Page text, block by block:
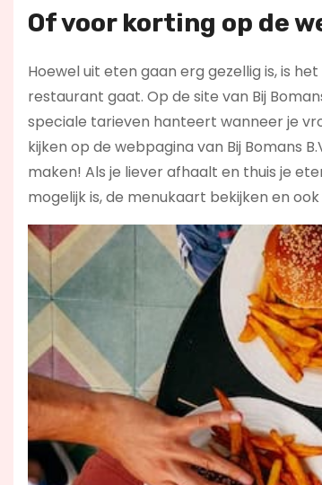
Of voor korting op de
Hoewel uit eten gaan erg gezellig is, is
restaurant gaat. Op de site van Bij
speciale tarieven hanteert wanneer je
kijken op de webpagina van Bij Bomans
maken! Als je liever afhaalt en thuis je
mogelijk is, de menukaart bekijken en